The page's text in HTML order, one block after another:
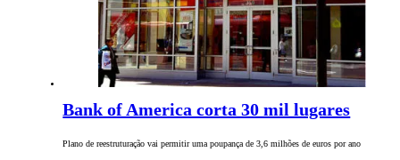
Bank of America corta 30 mil lugares
Plano de reestruturação vai permitir uma poupança de 3,6 milhões de euros por ano